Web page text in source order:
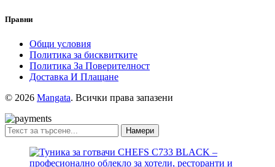
Правни
Общи условия
Политика за бисквитките
Политика За Поверителност
Доставка И Плащане
© 2026 Mangata. Всички права запазени
Намери